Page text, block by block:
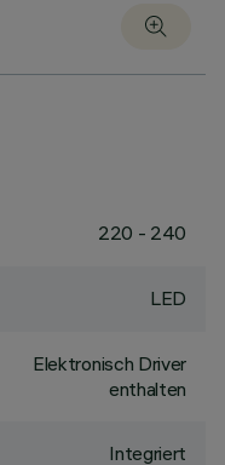
220 - 240
LED
Elektronisch Driver
enthalten
Integriert